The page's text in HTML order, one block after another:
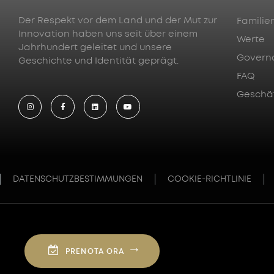
Der Respekt vor dem Land und der Mut zur
Innovation haben uns seit über einem
Jahrhundert geleitet und unsere
Geschichte und Identität geprägt.
Werte
FAQ
DATENSCHUTZBESTIMMUNGEN COOKIE-RICHTLINIE
PRENOTA ORA